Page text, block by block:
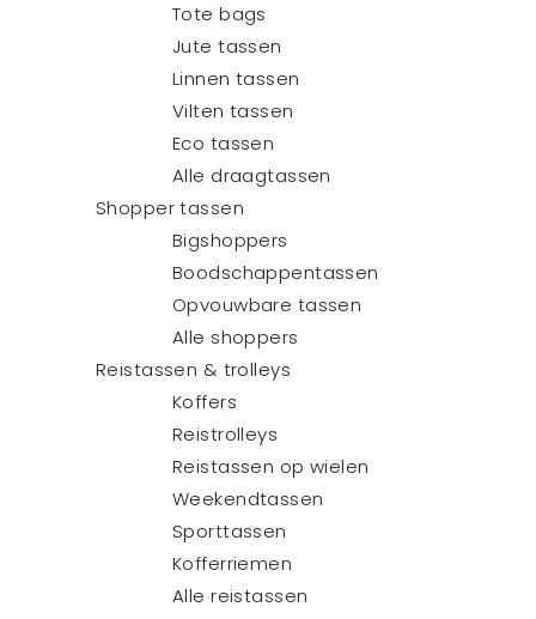
Tote bags
Jute tassen
Linnen tassen
Vilten tassen
Eco tassen
Alle draagtassen
Shopper tassen
Bigshoppers
Boodschappentassen
Opvouwbare tassen
Alle shoppers
Reistassen & trolleys
Koffers
Reistrolleys
Reistassen op wielen
Weekendtassen
Sporttassen
Kofferriemen
Alle reistassen